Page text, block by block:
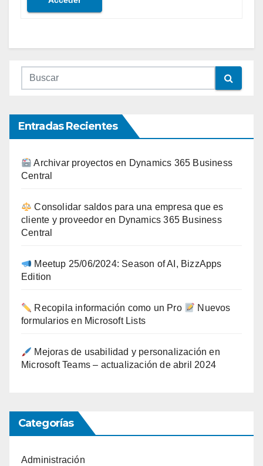
Entradas Recientes
Archivar proyectos en Dynamics 365 Business
Central
Consolidar saldos para una empresa que es
cliente y proveedor en Dynamics 365 Business
Central
Meetup 25/06/2024: Season of AI, BizzApps
Edition
Recopila información como un Pro
Nuevos
formularios en Microsoft Lists
Mejoras de usabilidad y personalización en
Microsoft Teams – actualización de abril 2024
Categorías
Administración